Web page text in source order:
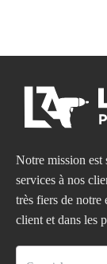
Notre mission
services à nos
très fiers de notre
client et dans les